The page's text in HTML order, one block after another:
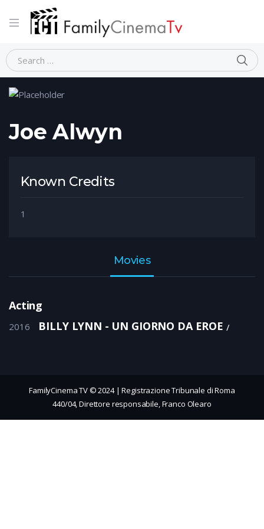
Home Person Joe Alwyn
Joe Alwyn
Known Credits
1
Movies
Acting
2016 BILLY LYNN - UN GIORNO DA EROE
FamilyCinema TV © 2024 | Registrazione Tribunale di Roma
440/04, Direttore responsabile, Franco Olearo